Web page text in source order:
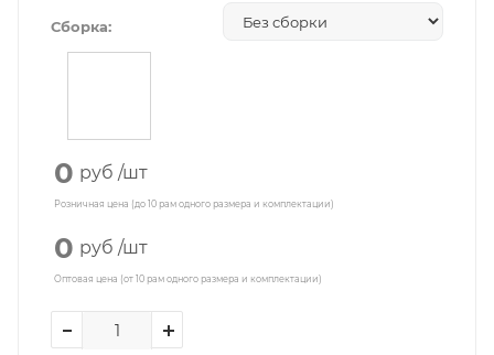
Сборка:
0 руб /шт
Розничная цена (до 10 рам одного размера и комплектации)
0 руб /шт
Оптовая цена (от 10 рам одного размера и комплектации)